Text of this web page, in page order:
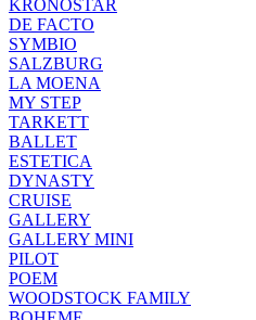
KRONOSTAR
DE FACTO
SYMBIO
SALZBURG
LA MOENA
MY STEP
TARKETT
BALLET
ESTETICA
DYNASTY
CRUISE
GALLERY
GALLERY MINI
PILOT
POEM
WOODSTOCK FAMILY